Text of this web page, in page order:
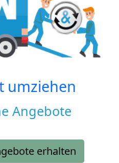
umziehen
Angebote
erhalten